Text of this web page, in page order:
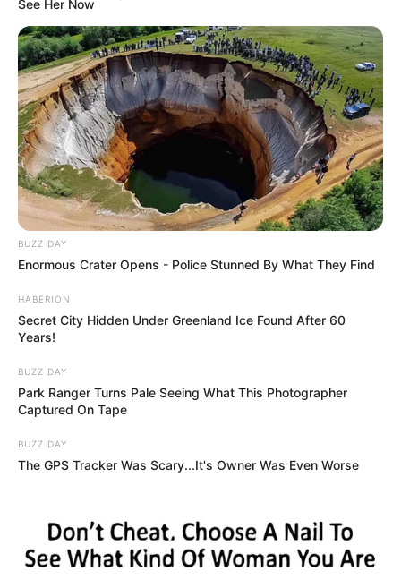
See Her Now
BUZZ DAY
Enormous Crater Opens - Police Stunned By What They Find
HABERION
Secret City Hidden Under Greenland Ice Found After 60
Years!
BUZZ DAY
Park Ranger Turns Pale Seeing What This Photographer
Captured On Tape
BUZZ DAY
The GPS Tracker Was Scary...It's Owner Was Even Worse